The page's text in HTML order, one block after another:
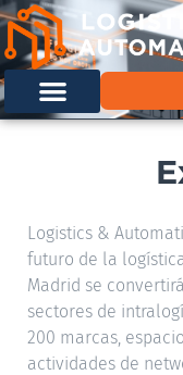
Logistics &
futuro de la
Madrid se
sectores de
200 marcas,
actividades de